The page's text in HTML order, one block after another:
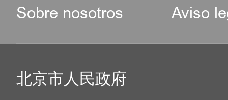
Sobre nosotros Aviso
北京市人民政府